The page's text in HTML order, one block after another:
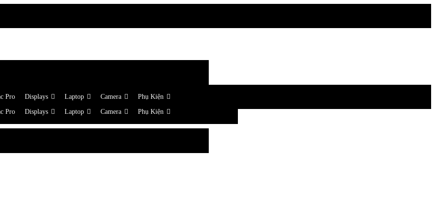
Pro Displays Laptop Camera Phụ Kiện
Pro Displays Laptop Camera Phụ Kiện